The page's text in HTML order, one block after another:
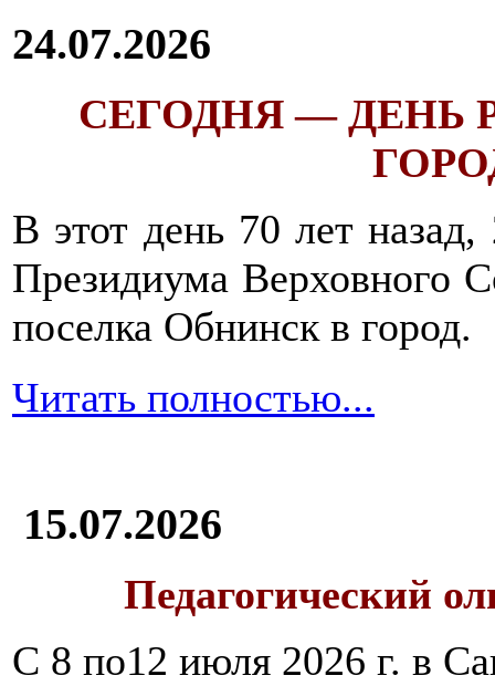
24.07.2026
СЕГОДНЯ — ДЕНЬ
В этот день 70 лет
Президиума Верховного
поселка Обнинск в город.
Читать полностью...
15.07.2026
Педагогический
С 8 по12 июля 2026 г. в